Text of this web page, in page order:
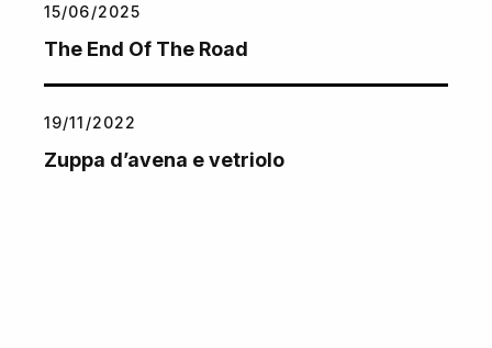
15/06/2025
The End Of The Road
19/11/2022
Zuppa d’avena e vetriolo